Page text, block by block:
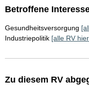
Betroffene
Gesundheitsversorgung
Industriepolitik [alle RV
Zu diesem RV